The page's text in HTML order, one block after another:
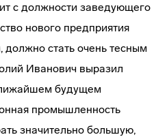
с должности заведующего
нового предприятия
стать очень тесным
Иванович выразил
будущем
промышленность
значительно большую,